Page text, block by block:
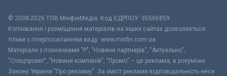
© 2008-2026 ТОВ МiнфiнМедiа. Код ЄДРПОУ: 35506859
Копіювання і розміщення матеріалів на інших сайтах дозволяється
тільки з гіперпосиланням виду: www.minfin.com.ua
Матеріали з позначками "Р", "Новини партнерів", "Актуально",
"Спецпроект", "Новини компаній", "Промо" – це реклама, в розумінні
Закону України "Про рекламу". За зміст реклами відповідальність несе